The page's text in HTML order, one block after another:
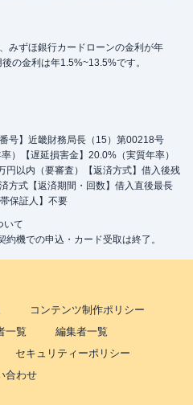
みずほ銀行カードローンの金利が年
の金利は年1.5%~13.5%です。
号】近畿財務局長（15）第00218号
）【遅延損害金】20.0%（実質年率）
円以内（要審査）【返済方式】借入後残
方式【返済期間・回数】借入直後最長
保証人】不要
いて
機での申込・カード受取は終了。
コンテンツ制作ポリシー
一覧
編集者一覧
セキュリティーポリシー
合わせ